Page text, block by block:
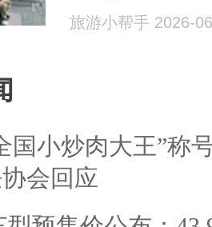
旅游小帮手 2026-
国小炒肉大王”称
会回应